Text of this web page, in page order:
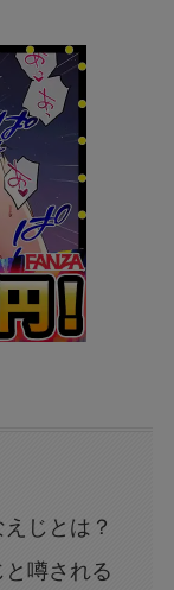
じとは？
噂される